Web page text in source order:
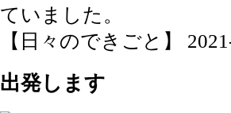
ていました。
【日々のできごと】
出発します